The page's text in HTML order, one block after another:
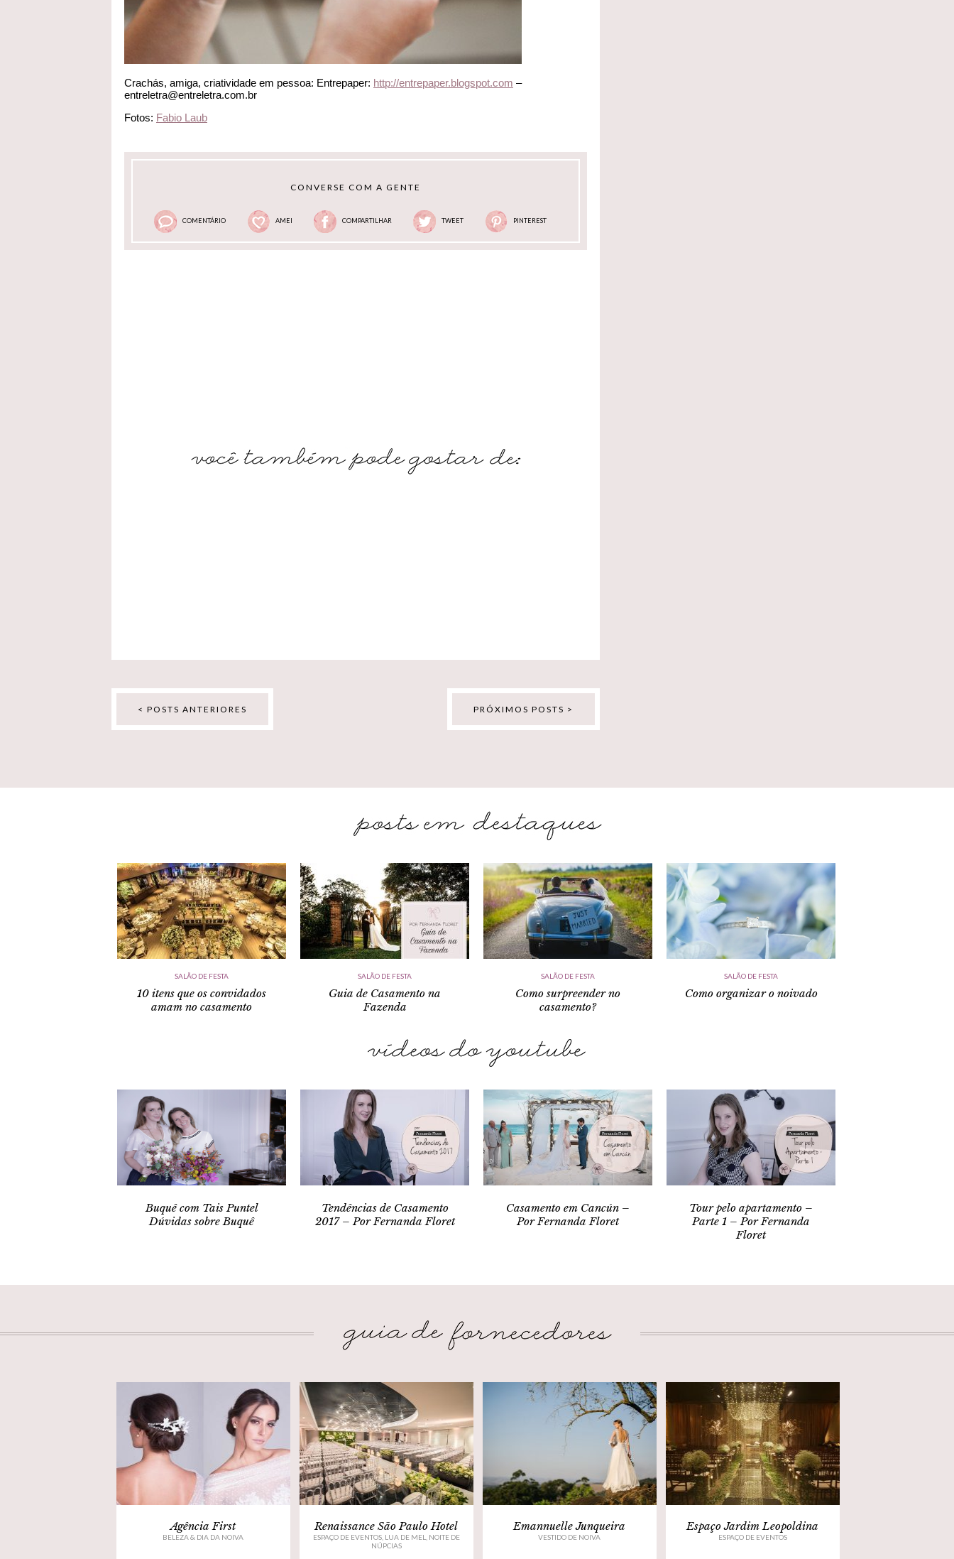
Crachás, amiga, criatividade em pessoa: Entrepaper: http://entrepaper.blogspot.com –
entreletra@entreletra.com.br
Fotos: Fabio Laub
CONVERSE COM A GENTE
COMENTÁRIO AMEI COMPARTILHAR TWEET PINTEREST
< POSTS ANTERIORES PRÓXIMOS POSTS >
SALÃO DE FESTA
10 itens que os convidados
amam no casamento
SALÃO DE FESTA
Guia de Casamento na
Fazenda
SALÃO DE FESTA
Como surpreender no
casamento?
SALÃO DE FESTA
Como organizar o noivado
Buquê com Tais Puntel
Dúvidas sobre Buquê
Tendências de Casamento
2017 – Por Fernanda Floret
Casamento em Cancún –
Por Fernanda Floret
Tour pelo apartamento –
Parte 1 – Por Fernanda
Floret
Agência First
BELEZA & DIA DA NOIVA
Renaissance São Paulo Hotel
ESPAÇO DE EVENTOS, LUA DE MEL, NOITE DE
NÚPCIAS
Emannuelle Junqueira
VESTIDO DE NOIVA
Espaço Jardim Leopoldina
ESPAÇO DE EVENTOS